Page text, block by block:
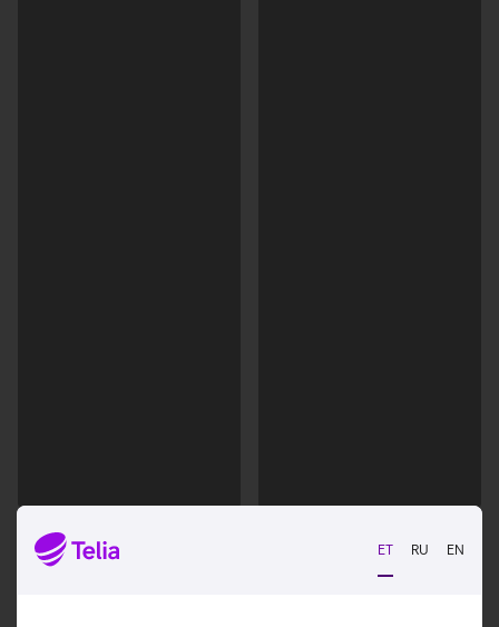
ET RU EN
Andmete
laadimine